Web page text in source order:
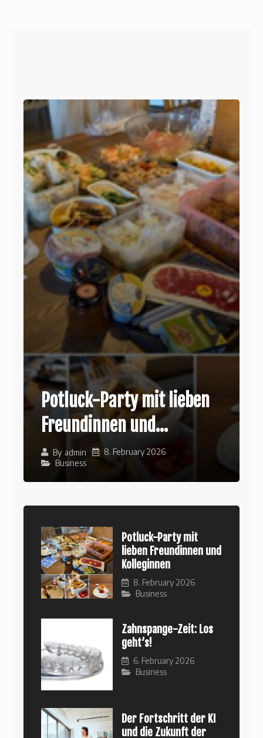
Potluck-Party mit lieben
Freundinnen und
Kolleginnen
By admin
8. February 2026
Business
Potluck-Party mit
lieben Freundinnen und
Kolleginnen
8. February 2026
Business
Zahnspange-Zeit: Los
geht’s!
6. February 2026
Business
Der Fortschritt der KI
und die Zukunft der